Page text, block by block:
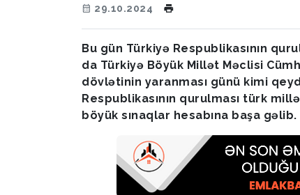
29.10.2024
Bu gün Türkiyə Respublikasının
da Türkiyə Böyük Millət Məclisi
dövlətinin yaranması günü kimi
Respublikasının qurulması türk
böyük sınaqlar hesabına başa gəlib.